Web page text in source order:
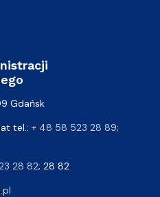
Gdańsk
tel.: + 48 58 523 28 89;
28 82; 28 82